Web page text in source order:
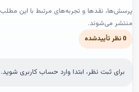
پرسش‌ها، نقدها و تجربه‌های مرتبط با این
منتشر می‌شوند.
0 نظر تأییدشده
برای ثبت نظر، ابتدا وارد حساب کاربری شوید.